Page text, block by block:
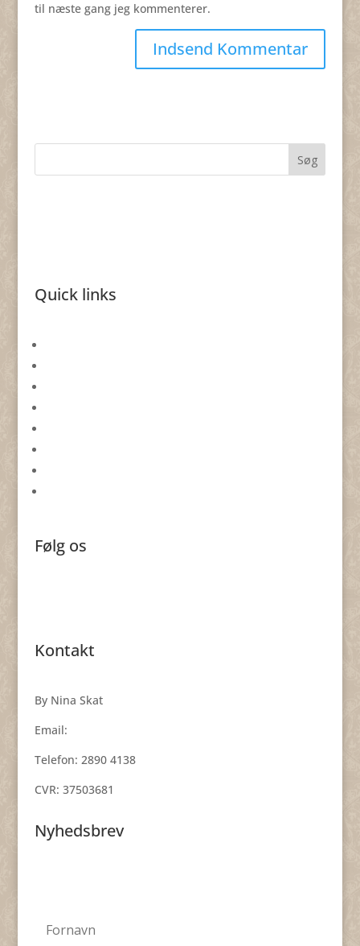
til næste gang jeg kommenterer.
Quick links
Følg os
Kontakt
By Nina Skat
Email:
Telefon: 2890 4138
CVR: 37503681
Nyhedsbrev